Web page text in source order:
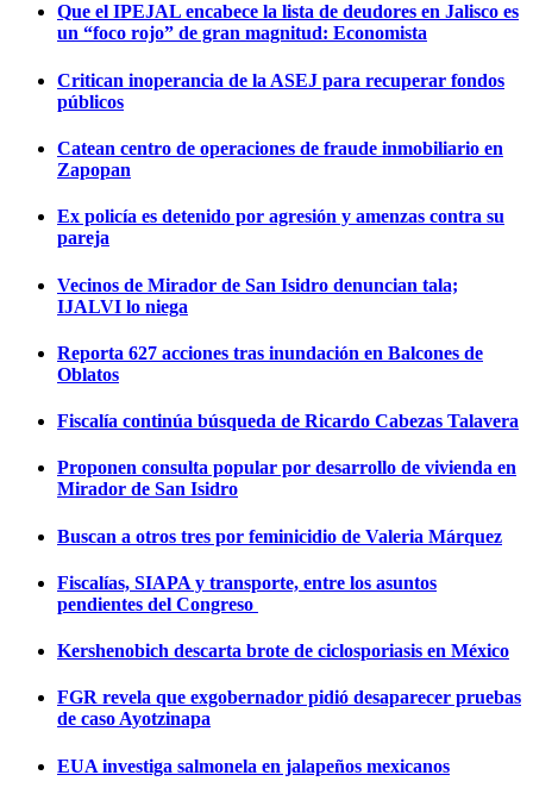
Que el IPEJAL encabece la lista de deudores en Jalisco es
un “foco rojo” de gran magnitud: Economista
Critican inoperancia de la ASEJ para recuperar fondos
públicos
Catean centro de operaciones de fraude inmobiliario en
Zapopan
Ex policía es detenido por agresión y amenzas contra su
pareja
Vecinos de Mirador de San Isidro denuncian tala;
IJALVI lo niega
Reporta 627 acciones tras inundación en Balcones de
Oblatos
Fiscalía continúa búsqueda de Ricardo Cabezas Talavera
Proponen consulta popular por desarrollo de vivienda en
Mirador de San Isidro
Buscan a otros tres por feminicidio de Valeria Márquez
Fiscalías, SIAPA y transporte, entre los asuntos
pendientes del Congreso
Kershenobich descarta brote de ciclosporiasis en México
FGR revela que exgobernador pidió desaparecer pruebas
de caso Ayotzinapa
EUA investiga salmonela en jalapeños mexicanos